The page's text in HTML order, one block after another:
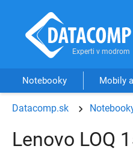
Notebooky Mobily
Datacomp.sk
Lenovo LOQ